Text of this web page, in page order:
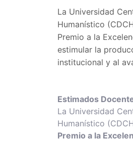
La Universidad
Humanístico
Premio a la
estimular la
institucional y al
Estimados
La Universidad
Humanístico
Premio a la